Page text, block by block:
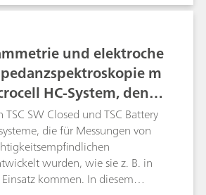
anderen Worten: Die
solchen Elektrode bleibt in der
und auch beim
kleinen Stroms stabil. In dieser
sind die gebräuchlichsten
zusammen mit ihren
aufgeführt.
und elektroche
m
HC-System, den
TSC SW Closed und TS
TSC SW Closed und TSC Battery
die für Messungen von
wurden, wie sie z. B. in
kommen. In diesem